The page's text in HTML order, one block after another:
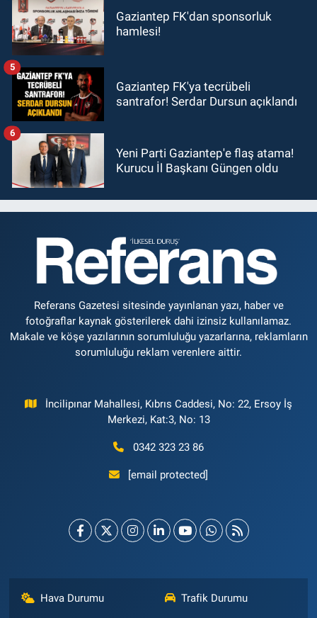
Gaziantep FK'dan sponsorluk
hamlesi!
Gaziantep FK'ya tecrübeli
santrafor! Serdar Dursun açıklandı
5
Yeni Parti Gaziantep'e flaş atama!
Kurucu İl Başkanı Güngen oldu
6
Referans Gazetesi sitesinde yayınlanan yazı, haber ve
fotoğraflar kaynak gösterilerek dahi izinsiz kullanılamaz.
Makale ve köşe yazılarının sorumluluğu yazarlarına, reklamların
sorumluluğu reklam verenlere aittir.
İncilipınar Mahallesi, Kıbrıs Caddesi, No: 22, Ersoy İş
Merkezi, Kat:3, No: 13
0342 323 23 86
[email protected]
Hava Durumu Trafik Durumu